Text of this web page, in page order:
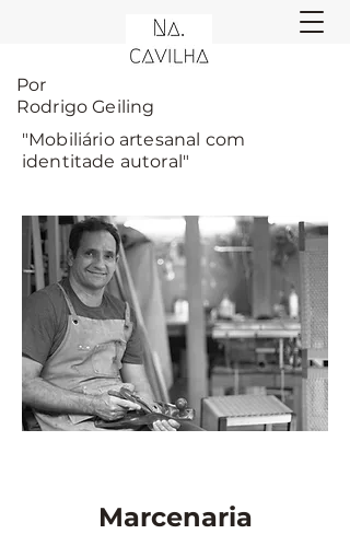
Por
Rodrigo Geiling
"Mobiliário artesanal com
identitade autoral"
Marcenaria